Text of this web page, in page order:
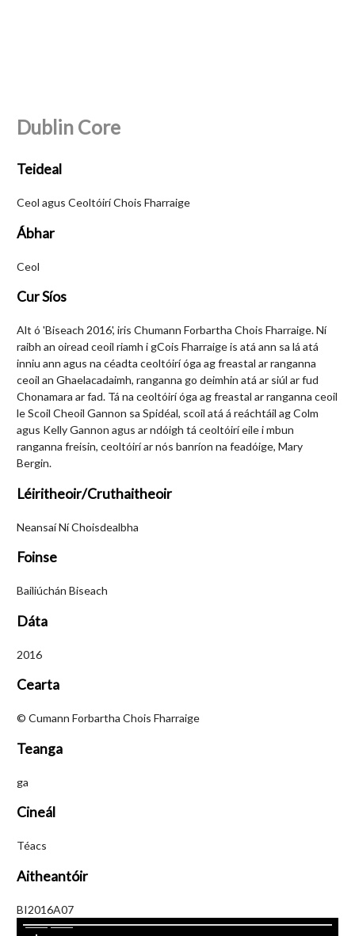
Dublin Core
Teideal
Ceol agus Ceoltóirí Chois Fharraige
Ábhar
Ceol
Cur Síos
Alt ó 'Biseach 2016', iris Chumann Forbartha Chois Fharraige. Ní
raibh an oiread ceoil riamh i gCois Fharraige is atá ann sa lá atá
inniu ann agus na céadta ceoltóirí óga ag freastal ar ranganna
ceoil an Ghaelacadaimh, ranganna go deimhin atá ar siúl ar fud
Chonamara ar fad. Tá na ceoltóirí óga ag freastal ar ranganna ceoil
le Scoil Cheoil Gannon sa Spidéal, scoil atá á reáchtáil ag Colm
agus Kelly Gannon agus ar ndóigh tá ceoltóirí eile i mbun
ranganna freisin, ceoltóirí ar nós banríon na feadóige, Mary
Bergin.
Léiritheoir/Cruthaitheoir
Neansaí Ní Choisdealbha
Foinse
Bailiúchán Biseach
Dáta
2016
Cearta
© Cumann Forbartha Chois Fharraige
Teanga
ga
Cineál
Téacs
Aitheantóir
BI2016A07